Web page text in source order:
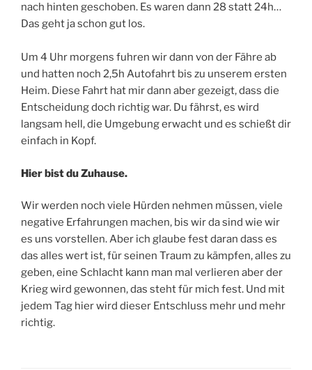
nach hinten geschoben. Es waren dann 28 statt 24h…
Das geht ja schon gut los.
Um 4 Uhr morgens fuhren wir dann von der Fähre ab
und hatten noch 2,5h Autofahrt bis zu unserem ersten
Heim. Diese Fahrt hat mir dann aber gezeigt, dass die
Entscheidung doch richtig war. Du fährst, es wird
langsam hell, die Umgebung erwacht und es schießt dir
einfach in Kopf.
Hier bist du Zuhause.
Wir werden noch viele Hürden nehmen müssen, viele
negative Erfahrungen machen, bis wir da sind wie wir
es uns vorstellen. Aber ich glaube fest daran dass es
das alles wert ist, für seinen Traum zu kämpfen, alles zu
geben, eine Schlacht kann man mal verlieren aber der
Krieg wird gewonnen, das steht für mich fest. Und mit
jedem Tag hier wird dieser Entschluss mehr und mehr
richtig.